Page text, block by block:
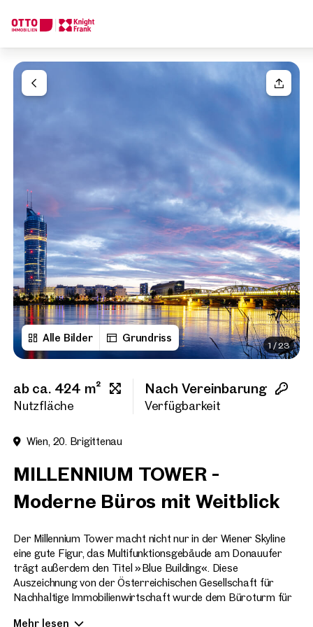
Alle Bilder Grundriss
1 /23
ab ca. 424 m²
Nutzfläche
Nach Vereinbarung
Verfügbarkeit
Wien, 20. Brigittenau
MILLENNIUM TOWER -
Moderne Büros mit Weitblick
Der Millennium Tower macht nicht nur in der Wiener Skyline
eine gute Figur, das Multifunktionsgebäude am Donauufer
trägt außerdem den Titel » Blue Building «. Diese
Auszeichnung von der Österreichischen Gesellschaft für
Nachhaltige Immobilienwirtschaft wurde dem Büroturm für
Mehr lesen
Ihre Anfrage
Einheit(en)
Bitte wählen
Ihre Nachricht
Anrede
Bitte wählen
Titel(optional)
Vorname
E-Mail Adresse
Telefonnummer
Rückruf-Service
Wir finden Ihre
Traumimmobilie
Wie möchten Sie uns kontaktieren?
Immobilie konfigurieren & finden lassen
Direkte:r Ansprechpartner:in
Anrufen oder Rückruf vereinbaren